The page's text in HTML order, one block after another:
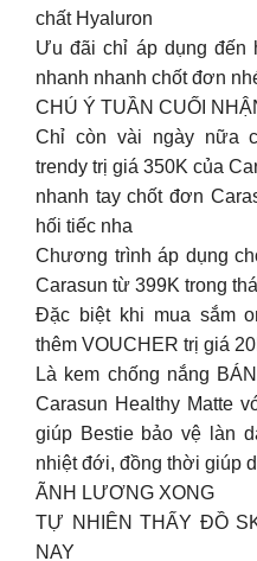
chất Hyaluron
Ưu đãi chỉ áp dụng đến
nhanh nhanh chốt đơn
CHÚ Ý TUẦN CUỐI
Chỉ còn vài ngày nữa
trendy trị giá 350K của
nhanh tay chốt đơn
hối tiếc nha
Chương trình áp dụng
Carasun từ 399K trong
Đặc biệt khi mua sắm
thêm VOUCHER trị giá
Là kem chống nắng
Carasun Healthy Matte
giúp Bestie bảo vệ làn
nhiệt đới, đồng thời giúp
ÃNH LƯƠNG XONG
TỰ NHIÊN THẤY ĐỒ
NAY